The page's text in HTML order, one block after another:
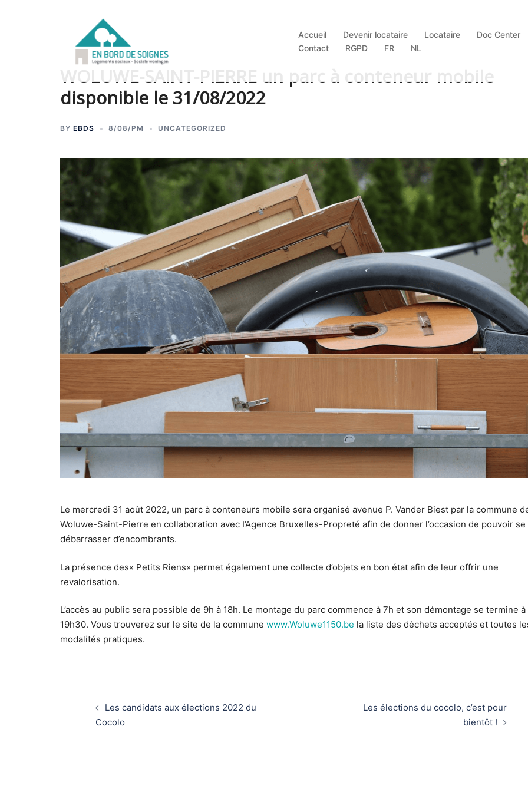
Accueil Devenir locataire Locataire
Doc Center
Contact
RGPD FR NL
WOLUWE-SAINT-PIERRE un parc à conteneur mobile
disponible le 31/08/2022
BY EBDS 8/08/PM UNCATEGORIZED
Le mercredi 31 août 2022, un parc à conteneurs mobile sera organisé avenue P. Vander Biest par la commune
Woluwe-Saint-Pierre en collaboration avec I’Agence Bruxelles-Propreté afin de donner l’occasion de pouvoir se
débarrasser d’encombrants.
La présence des« Petits Riens» permet également une collecte d’objets en bon état afin de leur offrir une
revalorisation.
L’accès au public sera possible de 9h à 18h. Le montage du parc commence à 7h et son démontage se termine à
19h30. Vous trouverez sur le site de la commune www.Woluwe1150.be la liste des déchets acceptés et toutes
modalités pratiques.
Les candidats aux élections 2022 du
Cocolo
Les élections du cocolo, c’est pour
bientôt !